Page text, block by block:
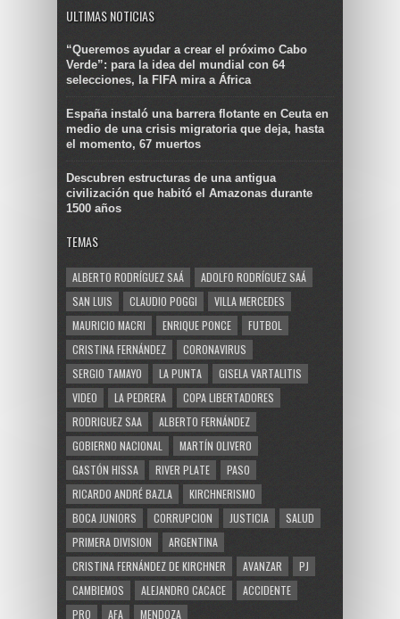
ULTIMAS NOTICIAS
“Queremos ayudar a crear el próximo Cabo
Verde”: para la idea del mundial con 64
selecciones, la FIFA mira a África
España instaló una barrera flotante en Ceuta en
medio de una crisis migratoria que deja, hasta
el momento, 67 muertos
Descubren estructuras de una antigua
civilización que habitó el Amazonas durante
1500 años
TEMAS
ALBERTO RODRÍGUEZ SAÁ
ADOLFO RODRÍGUEZ SAÁ
SAN LUIS
CLAUDIO POGGI
VILLA MERCEDES
MAURICIO MACRI
ENRIQUE PONCE
FUTBOL
CRISTINA FERNÁNDEZ
CORONAVIRUS
SERGIO TAMAYO
LA PUNTA
GISELA VARTALITIS
VIDEO
LA PEDRERA
COPA LIBERTADORES
RODRIGUEZ SAA
ALBERTO FERNÁNDEZ
GOBIERNO NACIONAL
MARTÍN OLIVERO
GASTÓN HISSA
RIVER PLATE
PASO
RICARDO ANDRÉ BAZLA
KIRCHNERISMO
BOCA JUNIORS
CORRUPCION JUSTICIA
SALUD
PRIMERA DIVISION
ARGENTINA
CRISTINA FERNÁNDEZ DE KIRCHNER
AVANZAR
PJ
CAMBIEMOS
ALEJANDRO CACACE
ACCIDENTE
PRO
AFA MENDOZA